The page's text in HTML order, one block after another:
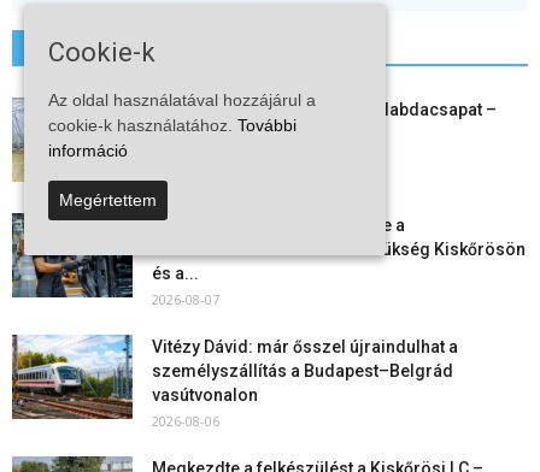
További hírek
Megszűnt a kiskőrösi női kézilabdacsapat –
egy korszak ért véget
Aktuális állásajánlatok: ezekre a
munkavállalókra van most szükség Kiskőrösön
és a...
2026-08-07
Vitézy Dávid: már ősszel újraindulhat a
személyszállítás a Budapest–Belgrád
vasútvonalon
2026-08-06
Megkezdte a felkészülést a Kiskőrösi LC –
Cookie-k
Az oldal használatával hozzájárul a
cookie-k használatához. További
információ
Megértettem